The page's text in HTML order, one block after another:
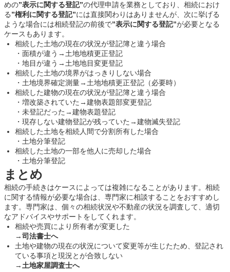
めの”表示に関する登記”の代理申請を業務としており、相続におけ
る”権利に関する登記”には直接関わりはありませんが、次に挙げる
ような場合には相続登記の前後で”表示に関する登記”が必要となる
ケースもあります。
相続した土地の現在の状況が登記簿と違う場合
・面積が違う→土地地積更正登記
・地目が違う→土地地目変更登記
相続した土地の境界がはっきりしない場合
・土地境界確定測量→土地地積更正登記（必要時）
相続した建物の現在の状況が登記簿と違う場合
・増改築されていた→建物表題部変更登記
・未登記だった→建物表題登記
・現存しない建物登記が残っていた→建物滅失登記
相続した土地を相続人間で分割所有した場合
・土地分筆登記
相続した土地の一部を他人に売却した場合
・土地分筆登記
まとめ
相続の手続きはケースによっては複雑になることがあります。相続
に関する情報が必要な場合は、専門家に相談することをおすすめし
ます。専門家は、個々の相続状況や不動産の状況を調査して、適切
なアドバイスやサポートをしてくれます。
相続や売買により所有者が変更した
→司法書士へ
土地や建物の現在の状況について変更等が生じたため、登記され
ている事項と現況とが合致しない
→ 土地家屋調査士へ